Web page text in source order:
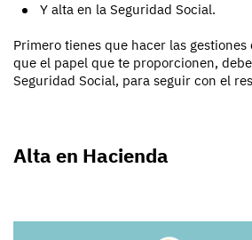
Y alta en la Seguridad Social.
Primero tienes que hacer las gestiones
que el papel que te proporcionen,
Seguridad Social, para seguir con el
Alta en Hacienda